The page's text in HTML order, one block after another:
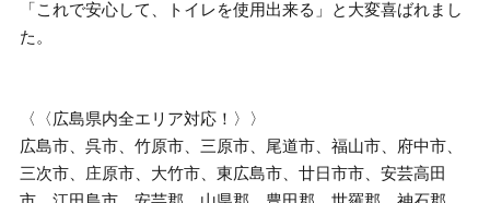
「これで安心して、トイレを使用出来る」と大変喜ばれまし
た。
〈〈広島県内全エリア対応！〉〉
広島市、呉市、竹原市、三原市、尾道市、福山市、府中市、
三次市、庄原市、大竹市、東広島市、廿日市市、安芸高田